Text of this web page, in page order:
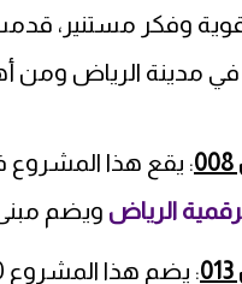
وفكر مستنير،
في مدينة الرياض ومن
: يقع هذا المشروع
الرياض ويضم مبنى
: يضم هذا المشروع 40 وحدة عقارية من